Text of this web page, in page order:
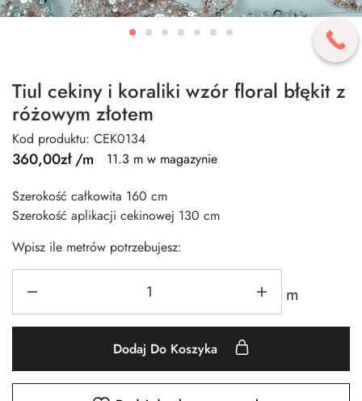
Tiul cekiny i koraliki wzór floral błękit z
różowym złotem
Kod produktu: CEK0134
360,00zł/m
11.3 m w magazynie
Szerokość całkowita 160 cm
Szerokość aplikacji cekinowej 130 cm
Wpisz ile metrów potrzebujesz:
m
Dodaj Do Koszyka